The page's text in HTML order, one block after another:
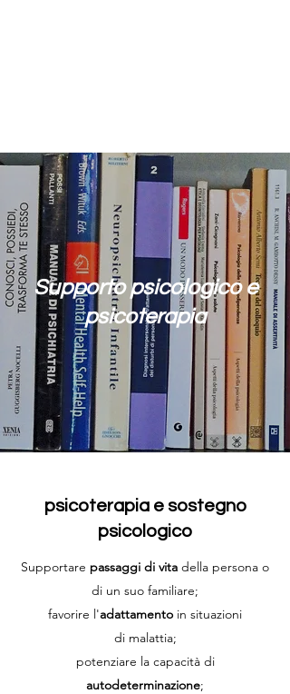
Supporto psicologico e
psicoterapia
psicoterapia e sostegno
psicologico
Supportare passaggi di vita della persona o
di un suo familiare;
favorire l'adattamento in situazioni
di malattia;
potenziare la capacità di
autodeterminazione;